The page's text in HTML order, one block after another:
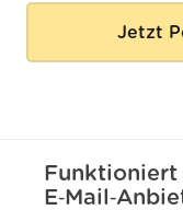
Jetzt